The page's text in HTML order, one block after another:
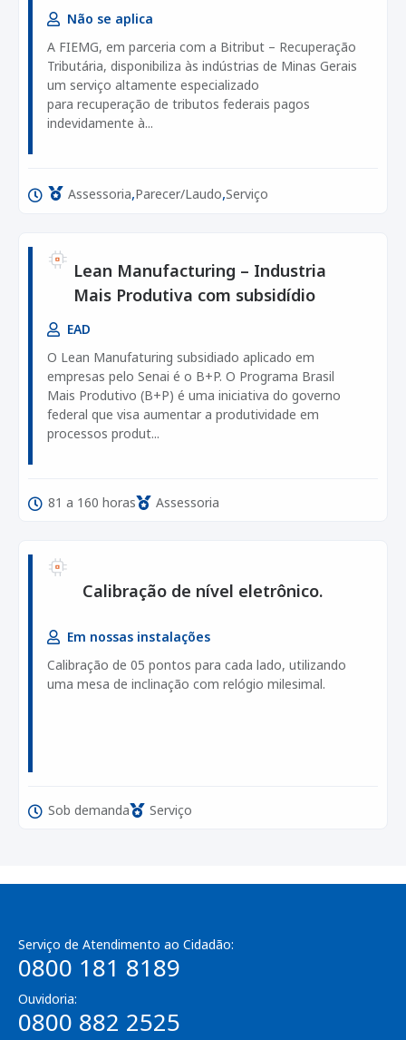
Não se aplica
A FIEMG, em parceria com a Bitribut – Recuperação
Tributária, disponibiliza às indústrias de Minas Gerais
um serviço altamente especializado
para recuperação de tributos federais pagos
indevidamente à...
Assessoria,Parecer/Laudo,Serviço
Lean Manufacturing – Industria
Mais Produtiva com subsidídio
EAD
O Lean Manufaturing subsidiado aplicado em
empresas pelo Senai é o B+P. O Programa Brasil
Mais Produtivo (B+P) é uma iniciativa do governo
federal que visa aumentar a produtividade em
processos produt...
81 a 160 horas Assessoria
Calibração de nível eletrônico.
Em nossas instalações
Calibração de 05 pontos para cada lado, utilizando
uma mesa de inclinação com relógio milesimal.
Sob demanda Serviço
Serviço de Atendimento ao Cidadão:
0800 181 8189
Ouvidoria:
0800 882 2525